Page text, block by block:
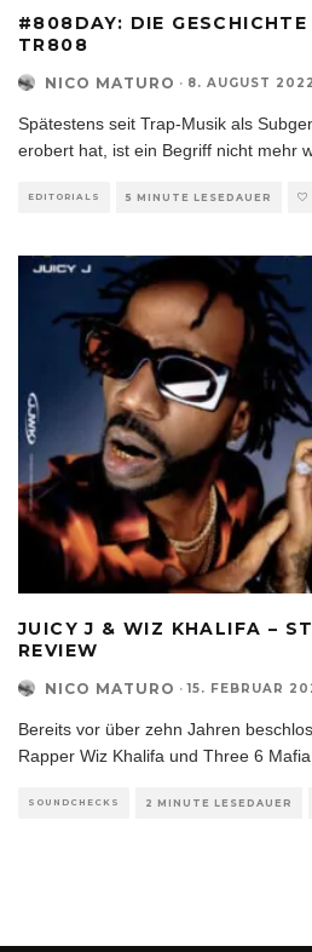
#808DAY: DIE GESCHICHTE
TR808
NICO MATURO · 8. AUGUST 2022
Spätestens seit Trap-Musik als
erobert hat, ist ein Begriff nicht mehr
EDITORIALS 5 MINUTE LESEDAUER
JUICY J & WIZ KHALIFA –
REVIEW
NICO MATURO · 15. FEBRUAR
Bereits vor über zehn Jahren
Rapper Wiz Khalifa und Three 6
SOUNDCHECKS 2 MINUTE LESEDAUER